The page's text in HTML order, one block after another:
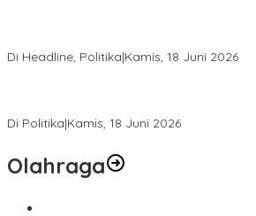
Di Headline, Politika|Kamis, 18 Juni 2026
Di Politika|Kamis, 18 Juni 2026
Olahraga